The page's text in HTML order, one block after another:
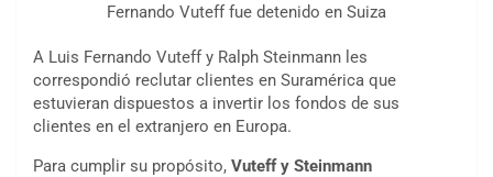
Fernando Vuteff fue detenido en Suiza
A Luis Fernando Vuteff y Ralph Steinmann les
correspondió reclutar clientes en Suramérica que
estuvieran dispuestos a invertir los fondos de sus
clientes en el extranjero en Europa.
Para cumplir su propósito, Vuteff y Steinmann